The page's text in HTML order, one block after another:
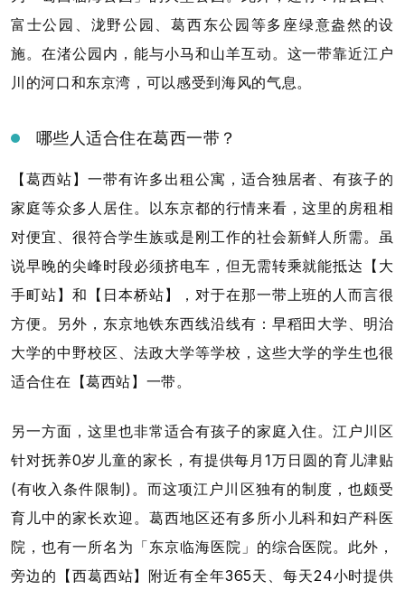
富士公园、泷野公园、葛西东公园等多座绿意盎然的设
施。在渚公园内，能与小马和山羊互动。这一带靠近江户
川的河口和东京湾，可以感受到海风的气息。
哪些人适合住在葛西一带？
【葛西站】一带有许多出租公寓，适合独居者、有孩子的
家庭等众多人居住。以东京都的行情来看，这里的房租相
对便宜、很符合学生族或是刚工作的社会新鲜人所需。虽
说早晚的尖峰时段必须挤电车，但无需转乘就能抵达【大
手町站】和【日本桥站】，对于在那一带上班的人而言很
方便。另外，东京地铁东西线沿线有：早稻田大学、明治
大学的中野校区、法政大学等学校，这些大学的学生也很
适合住在【葛西站】一带。
另一方面，这里也非常适合有孩子的家庭入住。江户川区
针对抚养0岁儿童的家长，有提供每月1万日圆的育儿津贴
(有收入条件限制)。而这项江户川区独有的制度，也颇受
育儿中的家长欢迎。葛西地区还有多所小儿科和妇产科医
院，也有一所名为「东京临海医院」的综合医院。此外，
旁边的【西葛西站】附近有全年365天、每天24小时提供